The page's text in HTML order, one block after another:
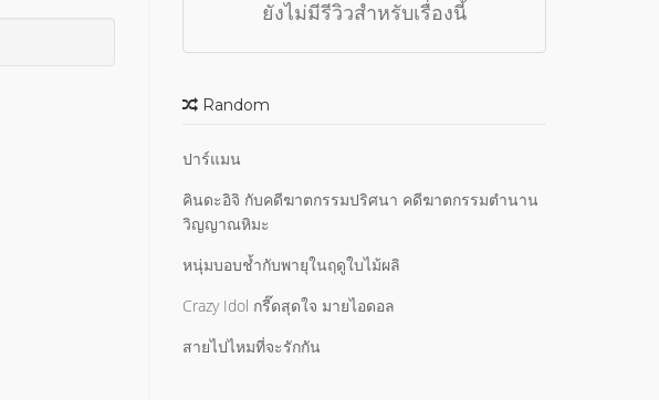
ยังไม่มีรีวิวสำหรับเรื่องนี้
Random
ปาร์แมน
คินดะอิจิ กับคดีฆาตกรรมปริศนา คดีฆาตกรรมตำนาน
วิญญาณหิมะ
หนุ่มบอบช้ำกับพายุในฤดูใบไม้ผลิ
Crazy Idol กรี๊ดสุดใจ มายไอดอล
สายไปไหมที่จะรักกัน